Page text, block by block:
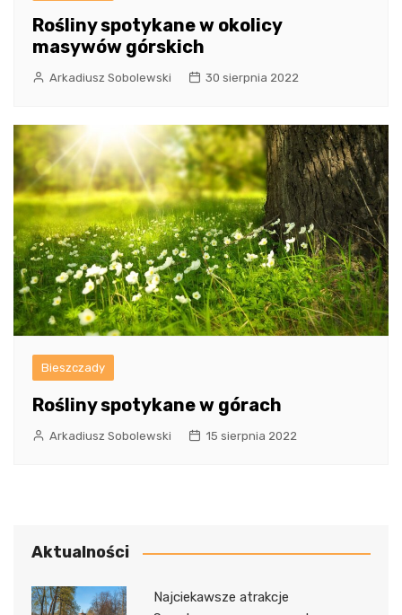
Rośliny spotykane w okolicy
masywów górskich
Arkadiusz Sobolewski 30 sierpnia 2022
Bieszczady
Rośliny spotykane w górach
Arkadiusz Sobolewski 15 sierpnia 2022
Aktualności
Najciekawsze atrakcje